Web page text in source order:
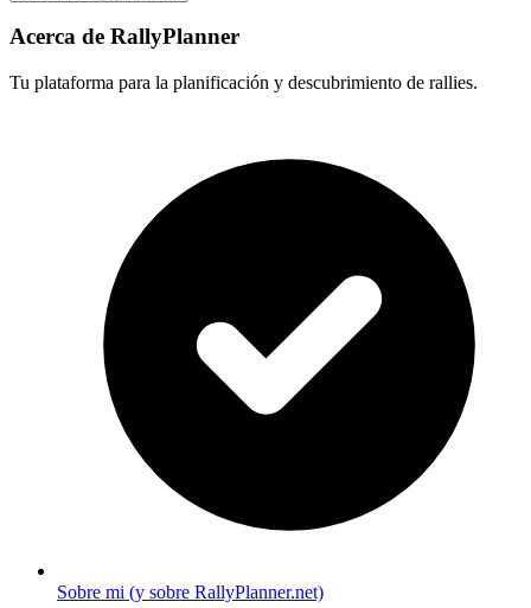
Acerca de RallyPlanner
Tu plataforma para la planificación y descubrimiento de rallies.
Sobre mi (y sobre RallyPlanner.net)